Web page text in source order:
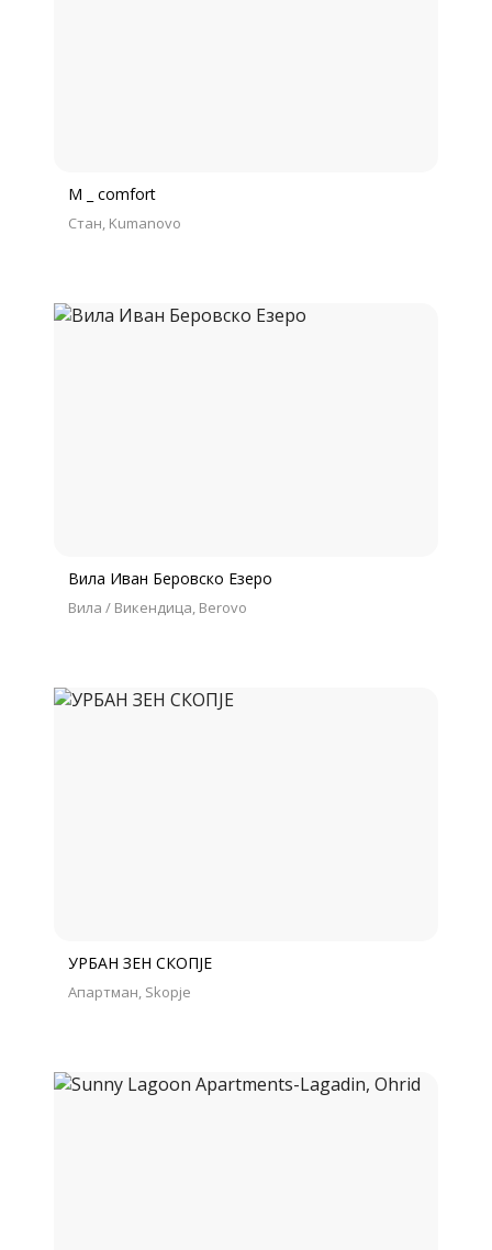
M _ comfort
Стан Kumanovo
Вила Иван Беровско Езеро
Вила / Викендица Berovo
УРБАН ЗЕН СКОПЈЕ
Апартман Skopje